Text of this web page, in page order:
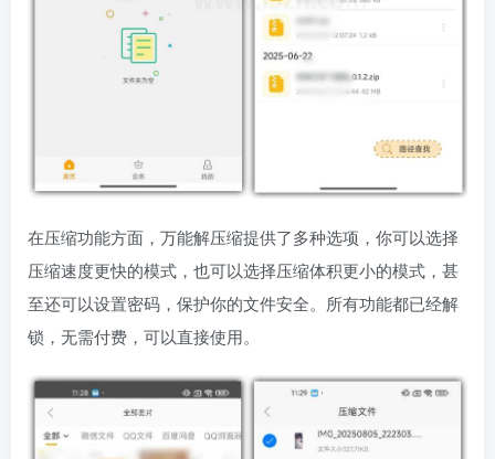
在压缩功能方面，万能解压缩提供了多种选项，你可以选择
压缩速度更快的模式，也可以选择压缩体积更小的模式，甚
至还可以设置密码，保护你的文件安全。所有功能都已经解
锁，无需付费，可以直接使用。